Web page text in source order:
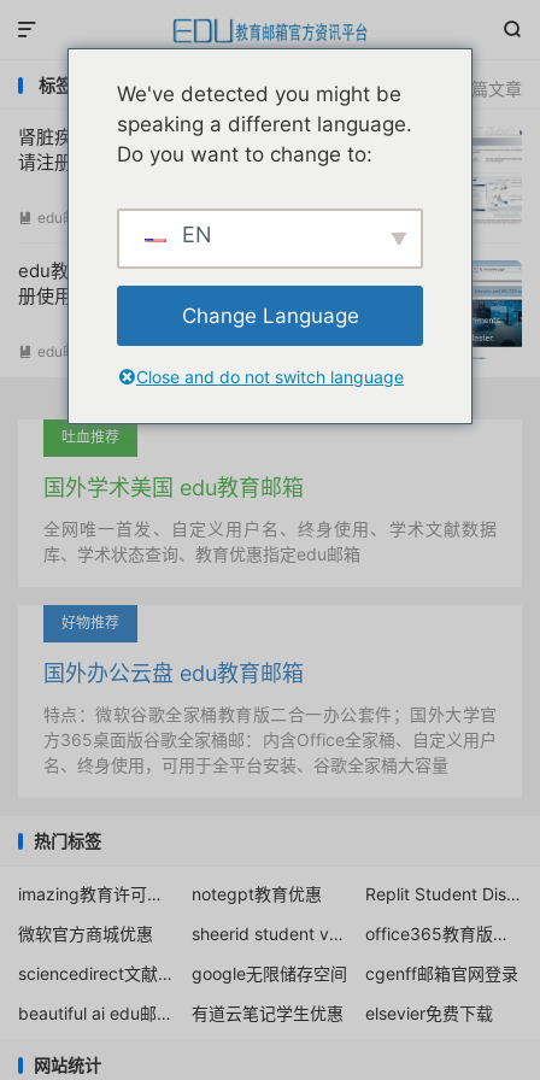


共 2 篇文章
标签：oncomine数据库替代的其它数据库
肾脏疾病Nephroseq Research数据库申
请注册教程
 edu邮箱资讯
edu教育机构邮箱注册oncomine数据库注
册使用教程与常见问题详解
 edu邮箱资讯 阅读(22721)
吐血推荐
国外学术美国 edu教育邮箱
全网唯一首发、自定义用户名、终身使用、学术文献数据
库、学术状态查询、教育优惠指定edu邮箱
好物推荐
国外办公云盘 edu教育邮箱
特点：微软谷歌全家桶教育版二合一办公套件；国外大学官
方365桌面版谷歌全家桶邮：内含Office全家桶、自定义用户
名、终身使用，可用于全平台安装、谷歌全家桶大容量
热门标签
imazing教育许可证计划 notegpt教育优惠
Replit Student Discount listing for 50% off Core
微软官方商城优惠
sheerid student verification hulu
office365教育版是永久免费
sciencedirect文献下载
google无限储存空间
cgenff邮箱官网登录
beautiful ai edu邮箱免费1年
有道云笔记学生优惠 elsevier免费下载
网站统计
We've detected you might be
speaking a different language.
Do you want to change to:
EN
Change Language
Close and do not switch language